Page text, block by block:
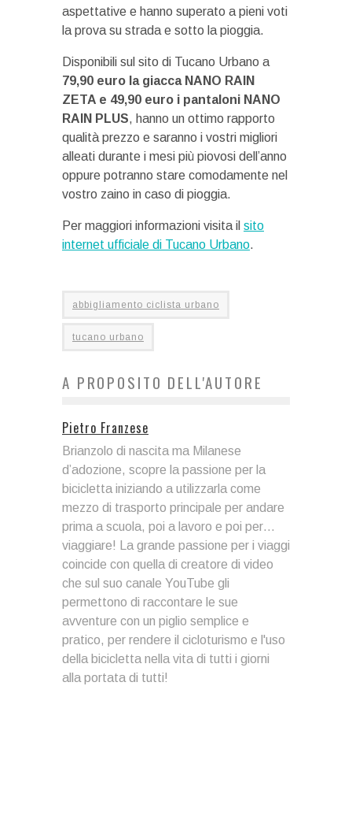
aspettative e hanno superato a pieni voti
la prova su strada e sotto la pioggia.
Disponibili sul sito di Tucano Urbano a
79,90 euro la giacca NANO RAIN
ZETA e 49,90 euro i pantaloni NANO
RAIN PLUS, hanno un ottimo rapporto
qualità prezzo e saranno i vostri migliori
alleati durante i mesi più piovosi dell’anno
oppure potranno stare comodamente nel
vostro zaino in caso di pioggia.
Per maggiori informazioni visita il sito
internet ufficiale di Tucano Urbano.
abbigliamento ciclista urbano
tucano urbano
A PROPOSITO DELL'AUTORE
Pietro Franzese
Brianzolo di nascita ma Milanese
d’adozione, scopre la passione per la
bicicletta iniziando a utilizzarla come
mezzo di trasporto principale per andare
prima a scuola, poi a lavoro e poi per…
viaggiare! La grande passione per i viaggi
coincide con quella di creatore di video
che sul suo canale YouTube gli
permettono di raccontare le sue
avventure con un piglio semplice e
pratico, per rendere il cicloturismo e l'uso
della bicicletta nella vita di tutti i giorni
alla portata di tutti!